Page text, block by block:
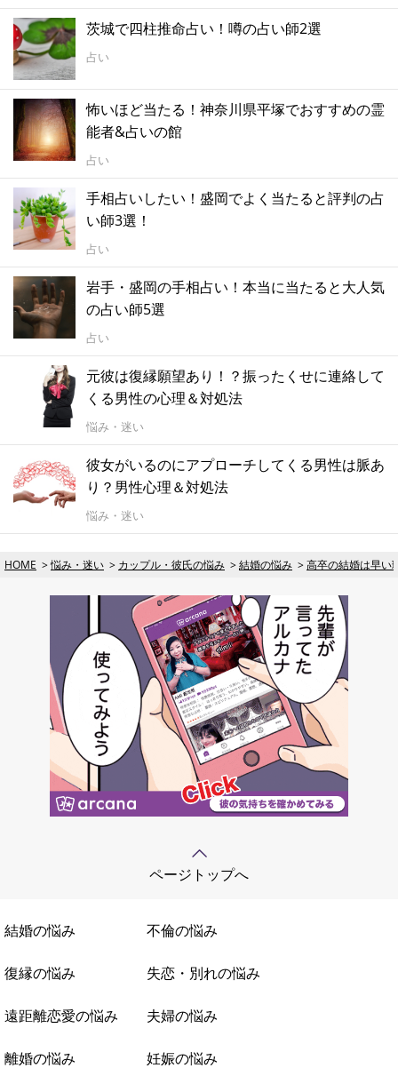
茨城で四柱推命占い！噂の占い師2選
占い
怖いほど当たる！神奈川県平塚でおすすめの霊
能者&占いの館
占い
手相占いしたい！盛岡でよく当たると評判の占
い師3選！
占い
岩手・盛岡の手相占い！本当に当たると大人気
の占い師5選
占い
元彼は復縁願望あり！？振ったくせに連絡して
くる男性の心理＆対処法
悩み・迷い
彼女がいるのにアプローチしてくる男性は脈あ
り？男性心理＆対処法
悩み・迷い
HOME 悩み・迷い カップル・彼氏の悩み 結婚の悩み 高卒の結婚は早い
ページトップへ
結婚の悩み 不倫の悩み
復縁の悩み 失恋・別れの悩み
遠距離恋愛の悩み 夫婦の悩み
離婚の悩み 妊娠の悩み